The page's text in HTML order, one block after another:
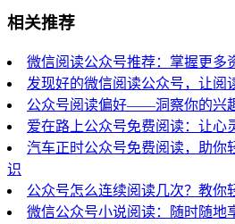
相关推荐
微信阅读公众号推荐：掌握更多
发现好的微信阅读公众号，让阅
公众号阅读偏好——洞察你的兴
爱在路上公众号免费阅读：让心
汽车正时公众号免费阅读，助你
识
公众号怎么连续阅读几次？教你
微信公众号小说阅读：随时随地